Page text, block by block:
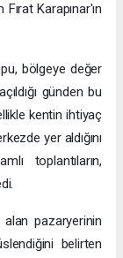
Karapınar'ın
bölgeye değer
günden bu
kentin ihtiyaç
yer aldığını
toplantıların,
pazaryerinin
belirten